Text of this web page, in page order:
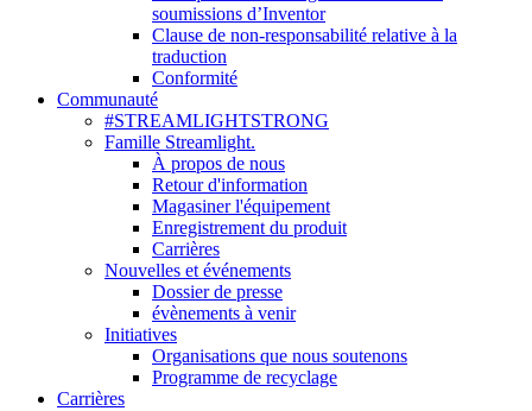
soumissions d’Inventor
Clause de non-responsabilité relative à la
traduction
Conformité
Communauté
#STREAMLIGHTSTRONG
Famille Streamlight.
À propos de nous
Retour d'information
Magasiner l'équipement
Enregistrement du produit
Carrières
Nouvelles et événements
Dossier de presse
évènements à venir
Initiatives
Organisations que nous soutenons
Programme de recyclage
Carrières